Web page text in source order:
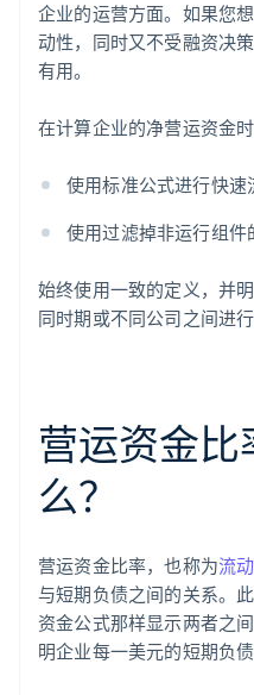
企业的运营方面。如果您
动性，同时又不受融资决
有用。
在计算企业的净营运资金时
使用标准公式进行快
使用过滤掉非运行组
始终使用一致的定义，并
同时期或不同公司之间进
营运资金比
么？
营运资金比率，也称为流
与短期负债之间的关系。
资金公式那样显示两者之
明企业每一美元的短期负